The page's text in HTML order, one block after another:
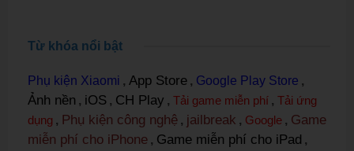
Từ khóa nổi bật
Phụ kiện Xiaomi , App Store , Google Play Store ,
Ảnh nền , iOS , CH Play , Tải game miễn phí , Tải ứng
dụng , Phụ kiện công nghệ , jailbreak , Google , Game
miễn phí cho iPhone , Game miễn phí cho iPad ,